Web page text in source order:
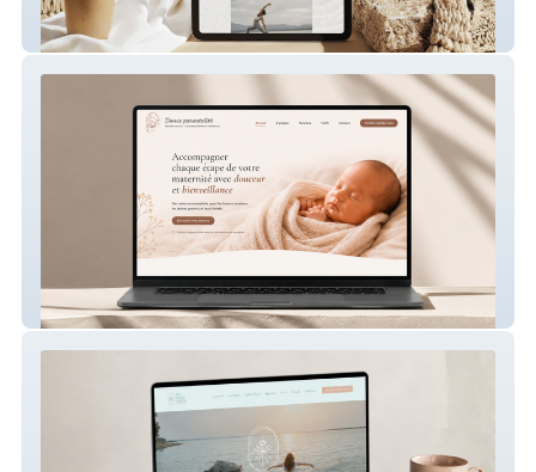
WYoga – Plateforme de cours de yoga en
ligne
Douce parentalité – Site internet périnatal